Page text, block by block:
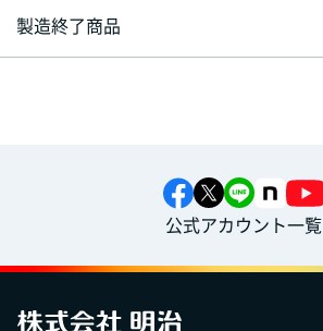
製造終了商品
公式アカウント一覧